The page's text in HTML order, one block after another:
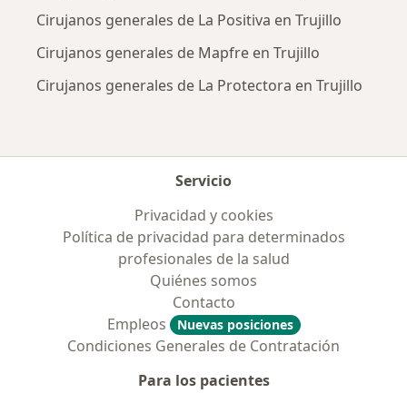
Cirujanos generales de La Positiva en Trujillo
Cirujanos generales de Mapfre en Trujillo
Cirujanos generales de La Protectora en Trujillo
Servicio
Privacidad y cookies
Política de privacidad para determinados
profesionales de la salud
Quiénes somos
Contacto
Empleos
Nuevas posiciones
Condiciones Generales de Contratación
Para los pacientes